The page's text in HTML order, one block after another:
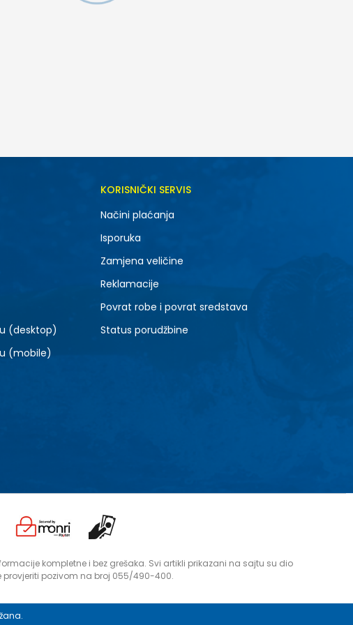
(desktop)
(mobile)
KORISNIČKI SERVIS
Načini plaćanja
Isporuka
Zamjena veličine
Reklamacije
Povrat robe i povrat sredstava
Status porudžbine
kompletne i bez grešaka. Svi artikli prikazani na sajtu su dio
provjeriti pozivom na broj 055/490-400.